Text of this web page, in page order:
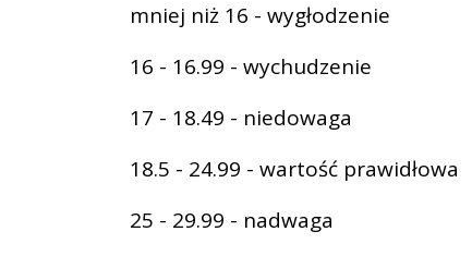
mniej niż 16 - wygłodzenie
16 - 16.99 - wychudzenie
17 - 18.49 - niedowaga
18.5 - 24.99 - wartość prawidłowa
25 - 29.99 - nadwaga